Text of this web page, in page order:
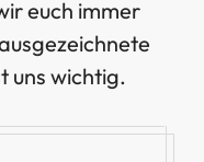
euch immer
uns wichtig.